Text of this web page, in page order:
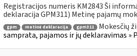
Registracijos numeris KM2843 Ši
deklaracija GPM311) Metinę pajamų
gpm metinė deklaracija gpm311 Mokesčių
samprata, pajamos ir jų deklaravimas »